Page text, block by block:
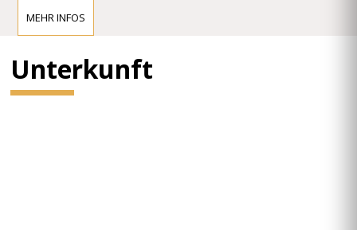
mit barocken Elementen, mit zahlreichen Ornamenten,
Gemälden und Skulpturen. Besonders erwähnenswert sind die
der Oper, welche von Bertalan Székely, Mór Than und Károly
Lotz angefertigt wurden. Die Budapester Oper gilt als eines
der Meisterwerke von Miklós Yblund als eines der schönsten
MEHR INFOS
Unterkunft